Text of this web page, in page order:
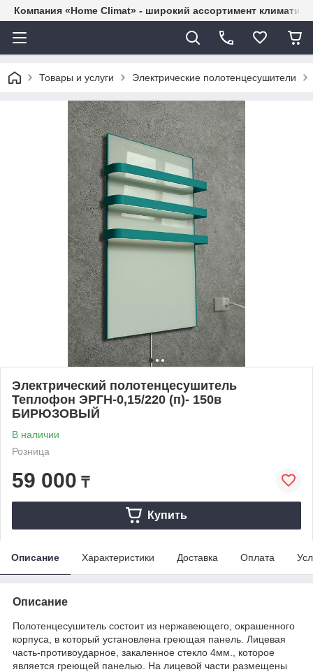
Компания «Home Climat» - широкий ассортимент
Товары и услуги Электрические полотенцесушители
Электрический полотенцесушитель
Теплофон ЭРГН-0,15/220 (п)- 150в
БИРЮЗОВЫЙ
В наличии
Розница
59 000 ₸
Купить
Описание Характеристики Доставка Оплата
Описание
Полотенцесушитель состоит из нержавеющего, окрашенного
корпуса, в который установлена греющая панель. Лицевая
часть-противоударное, закаленное стекло 4мм., которое
является греющей панелью. На лицевой части размещены